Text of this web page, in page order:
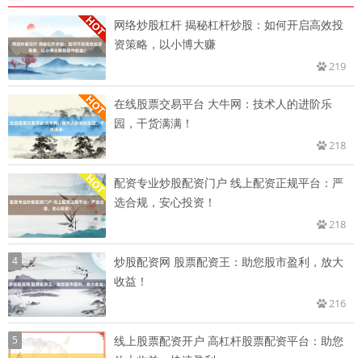
网络炒股杠杆 揭秘杠杆炒股：如何开启高效投
资策略，以小博大赚
219
在线股票交易平台 大牛网：技术人的进阶乐
园，干货满满！
218
配资专业炒股配资门户 线上配资正规平台：严
选合规，安心投资！
218
4
炒股配资网 股票配资王：助您股市盈利，放大
收益！
216
5
线上股票配资开户 高杠杆股票配资平台：助您